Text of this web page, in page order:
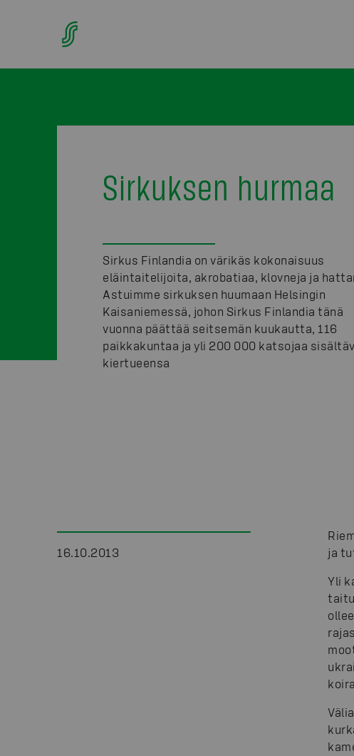
Sirkuksen hurmaa
Sirkus Finlandia on värikäs kokonaisuus
eläintaitelijoita, akrobatiaa, klovneja ja
Astuimme sirkuksen huumaan Helsingin
Kaisaniemessä, johon Sirkus Finlandia tänä
vuonna päättää seitsemän kuukautta, 116
paikkakuntaa ja yli 200 000 katsojaa
kiertueensa
16.10.2013
ja
Yli